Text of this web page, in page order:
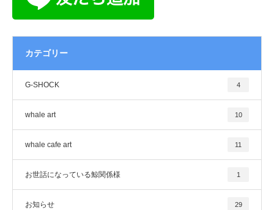
カテゴリー
G-SHOCK 4
whale art 10
whale cafe art 11
お世話になっている鯨関係様 1
お知らせ 29